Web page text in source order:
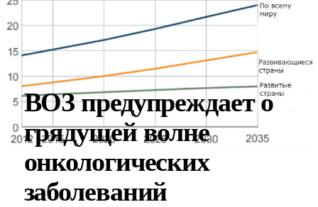
ВОЗ предупреждает о
грядущей волне
онкологических
заболеваний